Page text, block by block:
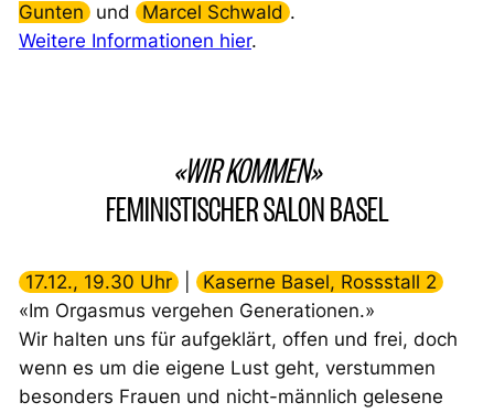
Gunten und Marcel Schwald .
Weitere Informationen hier.
«WIR KOMMEN»
FEMINISTISCHER SALON BASEL
17.12., 19.30 Uhr |
Kaserne Basel, Rossstall 2
«Im Orgasmus vergehen Generationen.»
Wir halten uns für aufgeklärt, offen und frei, doch
wenn es um die eigene Lust geht, verstummen
besonders Frauen und nicht-männlich gelesene